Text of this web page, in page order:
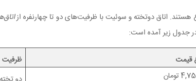
اتاق دوتخته و سوئیت با ظرفیت‌های دو تا چهارنفره از
جدول زیر آمده است:
قیمت
ظرفیت